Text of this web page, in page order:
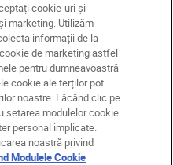
Setări cookie
cookie-uri și
marketing. Utilizăm
informații de la
de marketing astfel
pentru dumneavoastră
cookie ale terților pot
noastre. Făcând clic pe
setarea modulelor cookie
personal implicate.
noastră privind
Modulele Cookie